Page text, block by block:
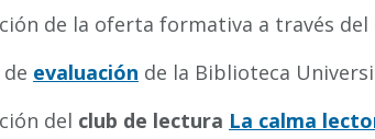
de la oferta formativa a través del
evaluación de la Biblioteca
del club de lectura La calma